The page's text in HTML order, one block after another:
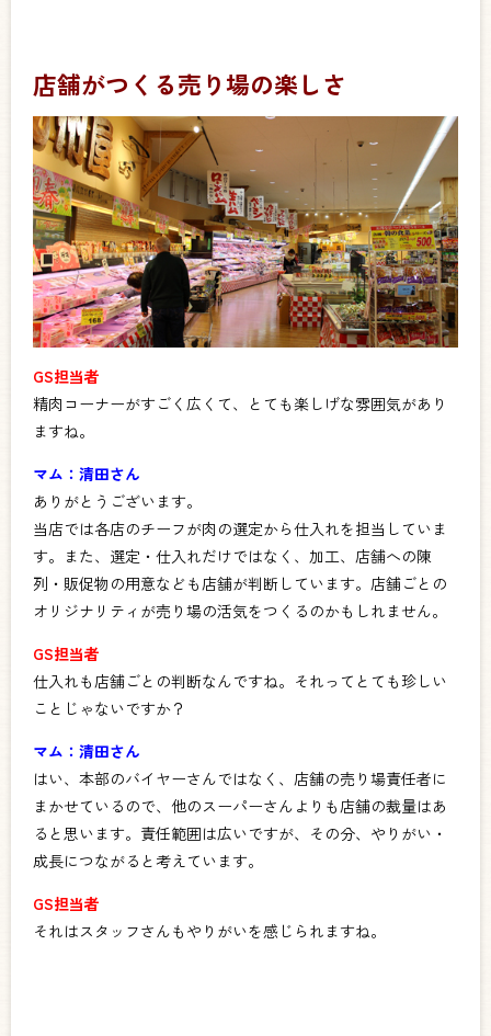
店舗がつくる売り場の楽しさ
GS担当者
精肉コーナーがすごく広くて、とても楽しげな雰囲気があり
ますね。
マム：清田さん
ありがとうございます。
当店では各店のチーフが肉の選定から仕入れを担当していま
す。また、選定・仕入れだけではなく、加工、店舗への陳
列・販促物の用意なども店舗が判断しています。店舗ごとの
オリジナリティが売り場の活気をつくるのかもしれません。
GS担当者
仕入れも店舗ごとの判断なんですね。それってとても珍しい
ことじゃないですか？
マム：清田さん
はい、本部のバイヤーさんではなく、店舗の売り場責任者に
まかせているので、他のスーパーさんよりも店舗の裁量はあ
ると思います。責任範囲は広いですが、その分、やりがい・
成長につながると考えています。
GS担当者
それはスタッフさんもやりがいを感じられますね。